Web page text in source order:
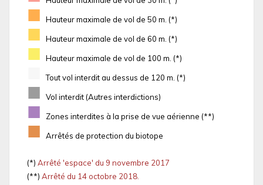
■ Hauteur maximale de vol de 50 m. (*)
■ Hauteur maximale de vol de 60 m. (*)
■ Hauteur maximale de vol de 100 m. (*)
Tout vol interdit au dessus de 120 m. (*)
■ Vol interdit (Autres interdictions)
■ Zones interdites à la prise de vue aérienne (**)
■ Arrêtés de protection du biotope
(*) Arrêté 'espace' du 9 novembre 2017
(**) Arrêté du 14 octobre 2018.